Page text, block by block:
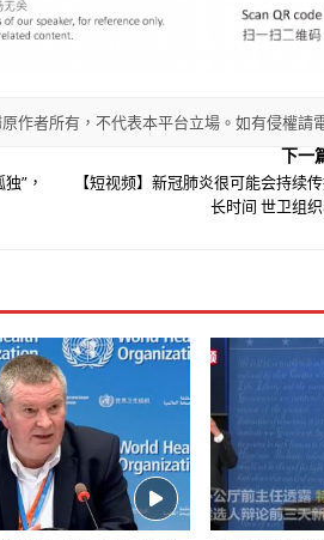
者所有，不代表本平台立場。如有侵權請
”，
下一
【短视频】新冠肺炎很可能会持续
长时间 世卫组